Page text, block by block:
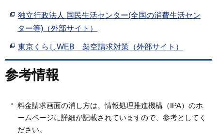
独立行政法人 国民生活センター(全国の消費生活セン
ター等)（外部サイト）
東京くらしWEB 架空請求対策（外部サイト）
参考情報
料金請求画面の消し方は、情報処理推進機構（IPA）のホ
ームページに詳細が記載されていますので、参考としてく
ださい。